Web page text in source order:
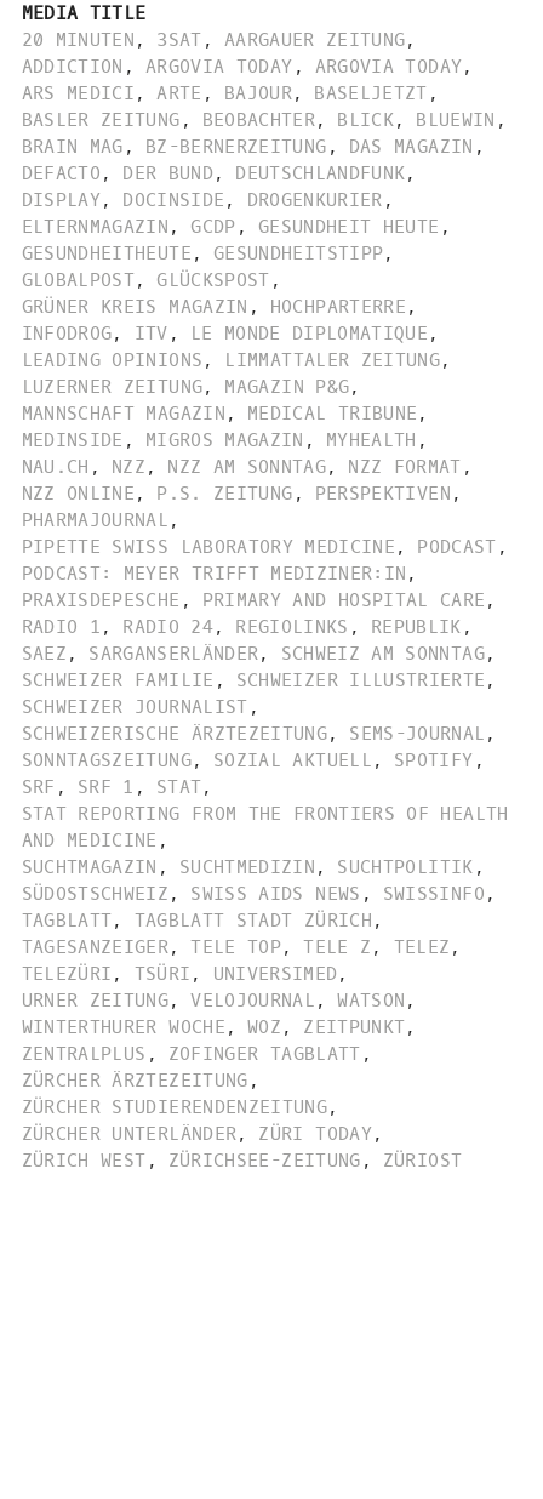
MEDIA TITLE
20 MINUTEN , 3SAT , AARGAUER ZEITUNG,
ADDICTION , ARGOVIA TODAY , ARGOVIA TODAY,
ARS MEDICI , ARTE , BAJOUR, BASELJETZT ,
BASLER ZEITUNG , BEOBACHTER, BLICK, BLUEWIN ,
BRAIN MAG , BZ-BERNERZEITUNG , DAS MAGAZIN ,
DEFACTO , DER BUND , DEUTSCHLANDFUNK,
DISPLAY, DOCINSIDE , DROGENKURIER ,
ELTERNMAGAZIN , GCDP , GESUNDHEIT HEUTE ,
GESUNDHEITHEUTE , GESUNDHEITSTIPP,
GLOBALPOST, GLÜCKSPOST ,
GRÜNER KREIS MAGAZIN , HOCHPARTERRE ,
INFODROG, ITV , LE MONDE DIPLOMATIQUE ,
LEADING OPINIONS , LIMMATTALER ZEITUNG,
LUZERNER ZEITUNG, MAGAZIN P&G,
MANNSCHAFT MAGAZIN , MEDICAL TRIBUNE ,
MEDINSIDE , MIGROS MAGAZIN , MYHEALTH ,
NAU.CH , NZZ , NZZ AM SONNTAG, NZZ FORMAT ,
NZZ ONLINE , P.S. ZEITUNG , PERSPEKTIVEN ,
PHARMAJOURNAL ,
PIPETTE SWISS LABORATORY MEDICINE , PODCAST ,
PODCAST: MEYER TRIFFT MEDIZINER:IN ,
PRAXISDEPESCHE , PRIMARY AND HOSPITAL CARE ,
RADIO 1 , RADIO 24, REGIOLINKS , REPUBLIK ,
SAEZ , SARGANSERLÄNDER, SCHWEIZ AM SONNTAG,
SCHWEIZER FAMILIE , SCHWEIZER ILLUSTRIERTE ,
SCHWEIZER JOURNALIST ,
SCHWEIZERISCHE ÄRZTEZEITUNG, SEMS-JOURNAL ,
SONNTAGSZEITUNG, SOZIAL AKTUELL , SPOTIFY ,
SRF , SRF 1 , STAT,
STAT REPORTING FROM THE FRONTIERS OF HEALTH
AND MEDICINE ,
SUCHTMAGAZIN , SUCHTMEDIZIN , SUCHTPOLITIK ,
SÜDOSTSCHWEIZ , SWISS AIDS NEWS , SWISSINFO ,
TAGBLATT, TAGBLATT STADT ZÜRICH ,
TAGESANZEIGER, TELE TOP, TELE Z , TELEZ ,
TELEZÜRI , TSÜRI , UNIVERSIMED ,
URNER ZEITUNG, VELOJOURNAL , WATSON ,
WINTERTHURER WOCHE , WOZ , ZEITPUNKT,
ZENTRALPLUS , ZOFINGER TAGBLATT ,
ZÜRCHER ÄRZTEZEITUNG ,
ZÜRCHER STUDIERENDENZEITUNG,
ZÜRCHER UNTERLÄNDER, ZÜRI TODAY,
ZÜRICH WEST , ZÜRICHSEE-ZEITUNG , ZÜRIOST